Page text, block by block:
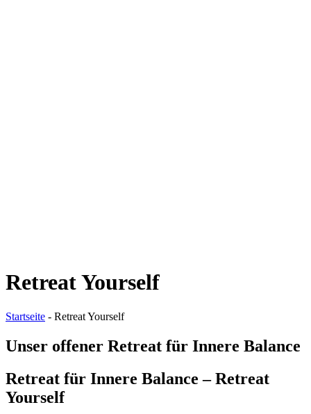
Retreat Yourself
Startseite - Retreat Yourself
Unser offener Retreat für Innere Balance
Retreat für Innere Balance – Retreat
Yourself